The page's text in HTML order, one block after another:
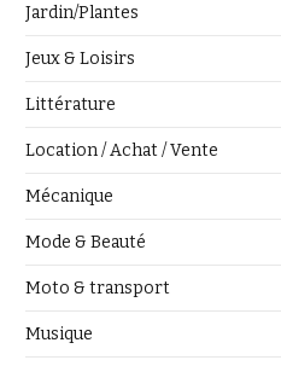
Jardin/Plantes
Jeux & Loisirs
Littérature
Location / Achat / Vente
Mécanique
Mode & Beauté
Moto & transport
Musique